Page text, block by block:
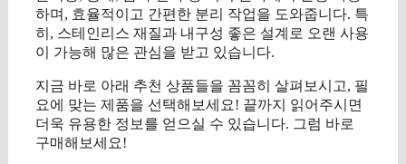
하며, 효율적이고 간편한 분리 작업을 도와줍니다. 특
히, 스테인리스 재질과 내구성 좋은 설계로 오랜 사용
이 가능해 많은 관심을 받고 있습니다.
지금 바로 아래 추천 상품들을 꼼꼼히 살펴보시고, 필
요에 맞는 제품을 선택해보세요! 끝까지 읽어주시면
더욱 유용한 정보를 얻으실 수 있습니다. 그럼 바로
구매해보세요!